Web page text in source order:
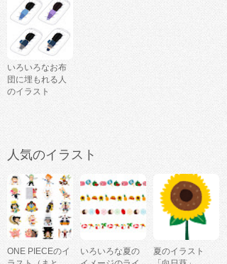
いろいろなお布
団に埋もれる人
のイラスト
人気のイラスト
ONE PIECEのイ
いろいろな夏の
夏のイラスト